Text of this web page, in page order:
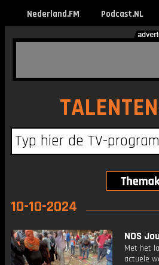
Nederland.FM Podcast.NL
10-10-2024
NOS
Met het
actuele